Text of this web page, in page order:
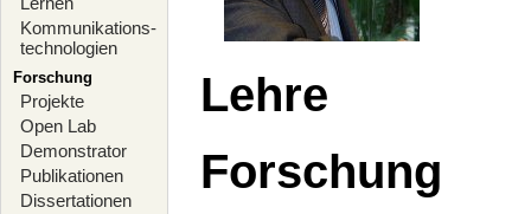
Kommunikations-
technologien
Forschung
Projekte
Open Lab
Demonstrator
Publikationen
Dissertationen
Lehre
Forschung